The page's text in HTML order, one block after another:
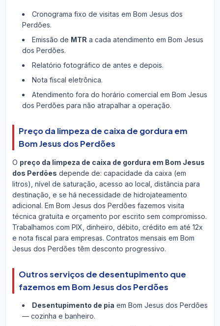
Cronograma fixo de visitas em Bom Jesus dos
Perdões.
Emissão de MTR a cada atendimento em Bom Jesus
dos Perdões.
Relatório fotográfico de antes e depois.
Nota fiscal eletrônica.
Atendimento fora do horário comercial em Bom Jesus
dos Perdões para não atrapalhar a operação.
Preço da limpeza de caixa de gordura em
Bom Jesus dos Perdões
O preço da limpeza de caixa de gordura em Bom Jesus
dos Perdões depende de: capacidade da caixa (em
litros), nível de saturação, acesso ao local, distância para
destinação, e se há necessidade de hidrojateamento
adicional. Em Bom Jesus dos Perdões fazemos visita
técnica gratuita e orçamento por escrito sem compromisso.
Trabalhamos com PIX, dinheiro, débito, crédito em até 12x
e nota fiscal para empresas. Contratos mensais em Bom
Jesus dos Perdões têm desconto progressivo.
Outros serviços de desentupimento que
fazemos em Bom Jesus dos Perdões
Desentupimento de pia em Bom Jesus dos Perdões
— cozinha e banheiro.